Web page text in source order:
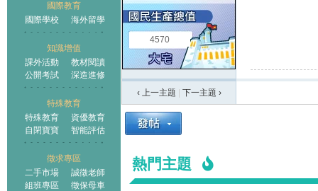
國際教育
國際學校
海外留學
知識增值
課外活動
教材閱讀
公開考試
深造進修
特殊教育
特殊教育
資優教育
自閉寶寶
智能評估
徵求專區
二手市場
誠徵老師
組班專區
徵保母車
4570
‹ 上一主題 下一主題 ›
熱門主題